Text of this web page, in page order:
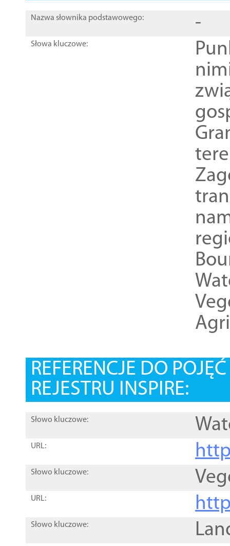
Nazwa słownika podstawowego: -
Słowa kluczowe:
REFERENCJE DO
REJESTRU INSPIRE:
Słowo kluczowe:
URL:
Słowo kluczowe:
URL:
Słowo kluczowe: